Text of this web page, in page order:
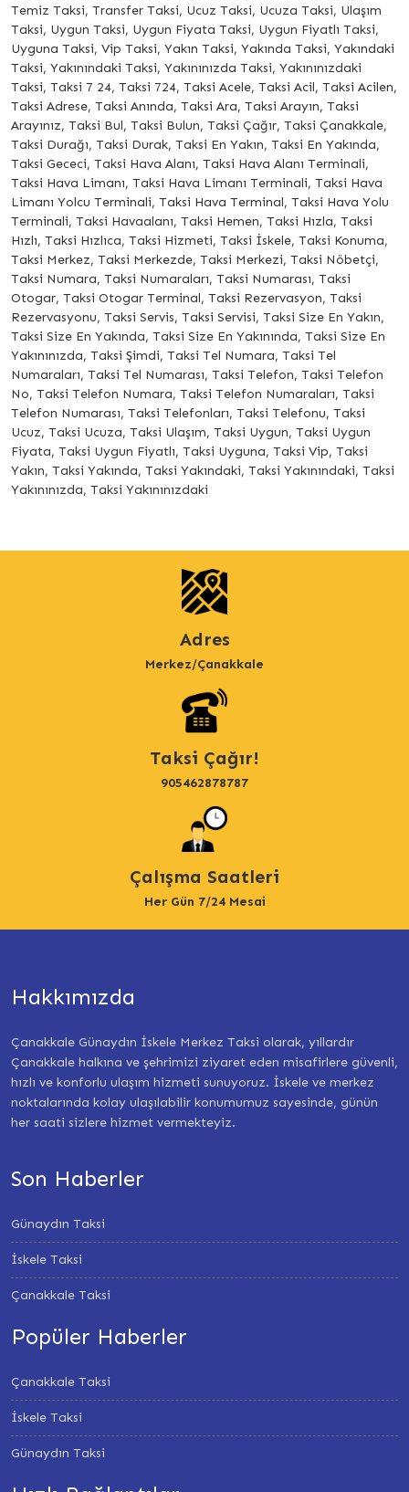
Temiz Taksi, Transfer Taksi, Ucuz Taksi, Ucuza Taksi, Ulaşım
Taksi, Uygun Taksi, Uygun Fiyata Taksi, Uygun Fiyatlı Taksi,
Uyguna Taksi, Vip Taksi, Yakın Taksi, Yakında Taksi, Yakındaki
Taksi, Yakınındaki Taksi, Yakınınızda Taksi, Yakınınızdaki
Taksi, Taksi 7 24, Taksi 724, Taksi Acele, Taksi Acil, Taksi Acilen,
Taksi Adrese, Taksi Anında, Taksi Ara, Taksi Arayın, Taksi
Arayınız, Taksi Bul, Taksi Bulun, Taksi Çağır, Taksi Çanakkale,
Taksi Durağı, Taksi Durak, Taksi En Yakın, Taksi En Yakında,
Taksi Gececi, Taksi Hava Alanı, Taksi Hava Alanı Terminali,
Taksi Hava Limanı, Taksi Hava Limanı Terminali, Taksi Hava
Limanı Yolcu Terminali, Taksi Hava Terminal, Taksi Hava Yolu
Terminali, Taksi Havaalanı, Taksi Hemen, Taksi Hızla, Taksi
Hızlı, Taksi Hızlıca, Taksi Hizmeti, Taksi İskele, Taksi Konuma,
Taksi Merkez, Taksi Merkezde, Taksi Merkezi, Taksi Nöbetçi,
Taksi Numara, Taksi Numaraları, Taksi Numarası, Taksi
Otogar, Taksi Otogar Terminal, Taksi Rezervasyon, Taksi
Rezervasyonu, Taksi Servis, Taksi Servisi, Taksi Size En Yakın,
Taksi Size En Yakında, Taksi Size En Yakınında, Taksi Size En
Yakınınızda, Taksi Şimdi, Taksi Tel Numara, Taksi Tel
Numaraları, Taksi Tel Numarası, Taksi Telefon, Taksi Telefon
No, Taksi Telefon Numara, Taksi Telefon Numaraları, Taksi
Telefon Numarası, Taksi Telefonları, Taksi Telefonu, Taksi
Ucuz, Taksi Ucuza, Taksi Ulaşım, Taksi Uygun, Taksi Uygun
Fiyata, Taksi Uygun Fiyatlı, Taksi Uyguna, Taksi Vip, Taksi
Yakın, Taksi Yakında, Taksi Yakındaki, Taksi Yakınındaki, Taksi
Yakınınızda, Taksi Yakınınızdaki
Adres
Merkez/Çanakkale
Taksi Çağır!
905462878787
Çalışma Saatleri
Her Gün 7/24 Mesai
Hakkımızda
Çanakkale Günaydın İskele Merkez Taksi olarak, yıllardır
Çanakkale halkına ve şehrimizi ziyaret eden misafirlere güvenli,
hızlı ve konforlu ulaşım hizmeti sunuyoruz. İskele ve merkez
noktalarında kolay ulaşılabilir konumumuz sayesinde, günün
her saati sizlere hizmet vermekteyiz.
Son Haberler
Günaydın Taksi
İskele Taksi
Çanakkale Taksi
Popüler Haberler
Çanakkale Taksi
İskele Taksi
Günaydın Taksi